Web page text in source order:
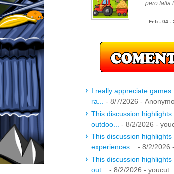
pero falta
Feb - 04 -
I really appreciate games
ra...
- 8/7/2026 -
This discussion highlights
outdoo...
- 8/2/2026 -
This discussion highlights
experiences...
- 8/2/2026
This discussion
out...
- 8/2/2026 - youcut